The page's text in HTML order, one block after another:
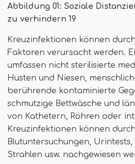
Abbildung 01: Soziale
zu verhindern 19
Kreuzinfektionen können
Faktoren verursacht werden.
umfassen nicht sterilisierte
Husten und Niesen,
berührende kontaminierte
schmutzige Bettwäsche und
von Kathetern, Röhren oder
Kreuzinfektionen können durch
Blutuntersuchungen, Urintests,
Strahlen usw. nachgewiesen